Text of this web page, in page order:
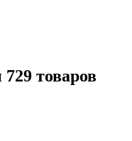
729 товаров